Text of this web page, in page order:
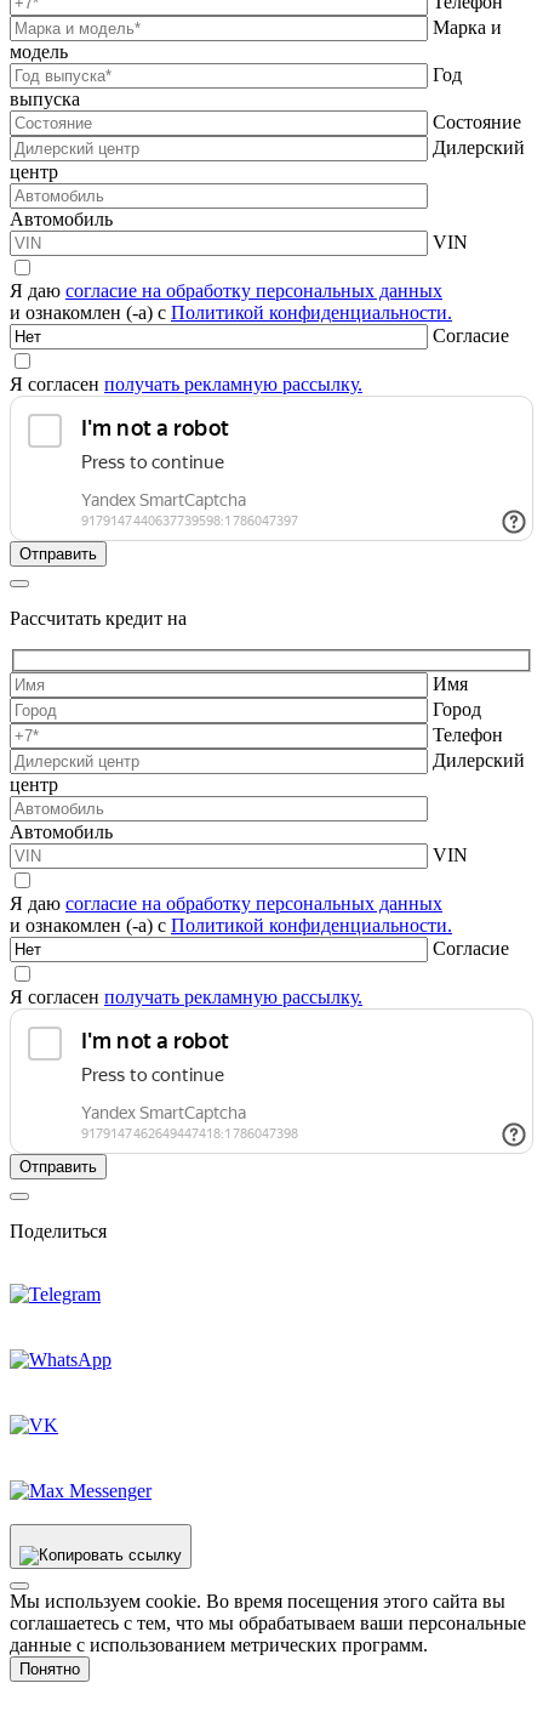
Марка и
модель
Год
выпуска
Состояние
Дилерский
центр
Автомобиль
VIN
Я даю согласие на обработку персональных данных
и ознакомлен (-а) с Политикой конфиденциальности.
Согласие
Я согласен получать рекламную рассылку.
Рассчитать кредит на
Имя
Город
Телефон
Дилерский
центр
Автомобиль
VIN
Я даю согласие на обработку персональных данных
и ознакомлен (-а) с Политикой конфиденциальности.
Согласие
Я согласен получать рекламную рассылку.
Поделиться
Мы используем cookie. Во время посещения этого сайта вы
соглашаетесь с тем, что мы обрабатываем ваши персональные
данные с использованием метрических программ.
Понятно